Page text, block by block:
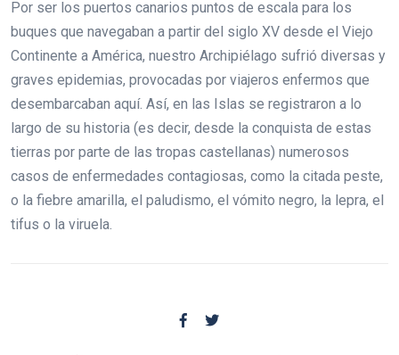
Por ser los puertos canarios puntos de escala para los
buques que navegaban a partir del siglo XV desde el Viejo
Continente a América, nuestro Archipiélago sufrió diversas y
graves epidemias, provocadas por viajeros enfermos que
desembarcaban aquí. Así, en las Islas se registraron a lo
largo de su historia (es decir, desde la conquista de estas
tierras por parte de las tropas castellanas) numerosos
casos de enfermedades contagiosas, como la citada peste,
o la fiebre amarilla, el paludismo, el vómito negro, la lepra, el
tifus o la viruela.